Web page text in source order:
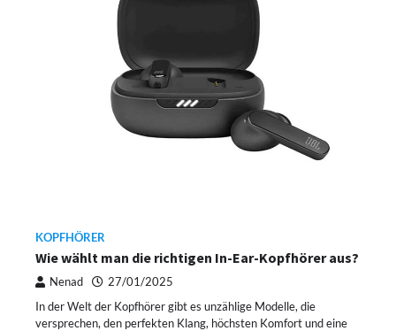
KOPFHÖRER
Wie wählt man die richtigen In-Ear-Kopfhörer aus?
Nenad 27/01/2025
In der Welt der Kopfhörer gibt es unzählige Modelle, die
versprechen, den perfekten Klang, höchsten Komfort und eine